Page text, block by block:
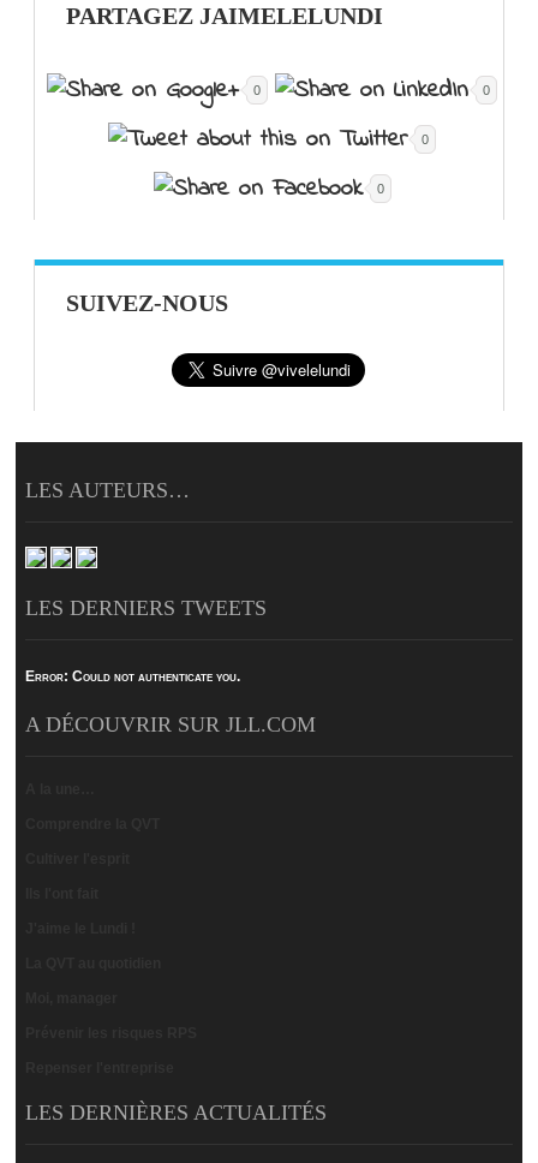
PARTAGEZ JAIMELELUNDI
0 0
0
0
SUIVEZ-NOUS
LES AUTEURS…
LES DERNIERS TWEETS
Error: Could not authenticate you.
A DÉCOUVRIR SUR JLL.COM
LES DERNIÈRES ACTUALITÉS